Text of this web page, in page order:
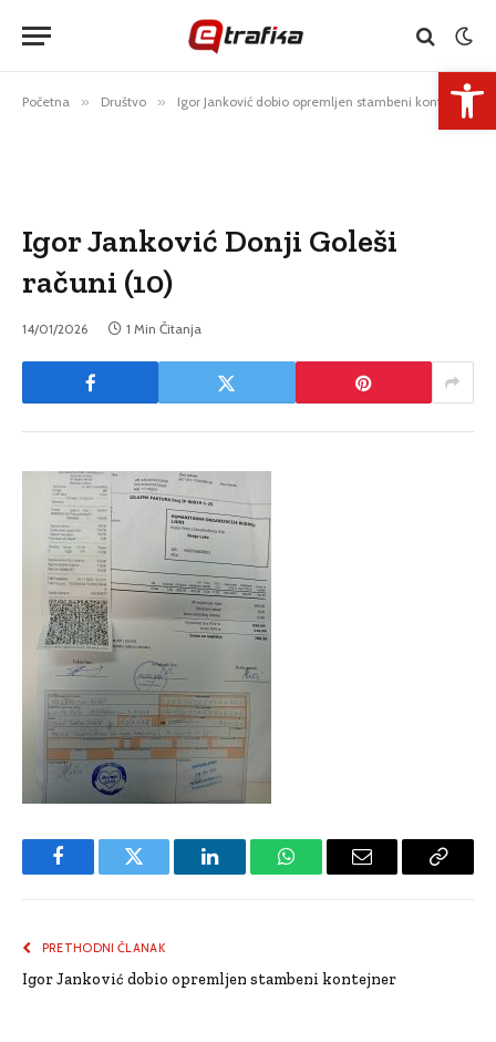
Početna » Društvo » Igor Janković dobio opremljen stambeni kontejner
Igor Janković Donji Goleši
računi (10)
14/01/2026 1 Min Čitanja
FacebookTwitter LinkedInWhatsAppEmail
Copy
PRETHODNI ČLANAK
Igor Janković dobio opremljen stambeni kontejner